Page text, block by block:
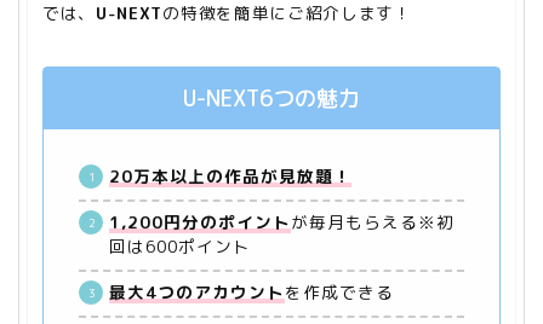
では、 U-NEXTの特徴を簡単にご紹介します！
U-NEXT6つの魅力
20万本以上の作品が見放題！
1,200円分のポイントが毎月もらえる※初
回は600ポイント
最大4つのアカウントを作成できる